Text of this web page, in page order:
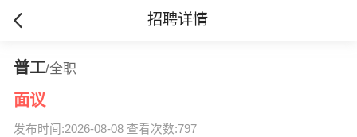
招聘详情
普工/全职
面议
发布时间:2026-08-08 查看次数:797